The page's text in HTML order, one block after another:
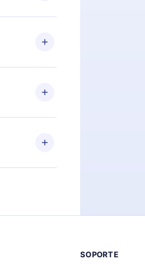
Por
el
de
más de
leer o
iOS,
momento
SOPORTE